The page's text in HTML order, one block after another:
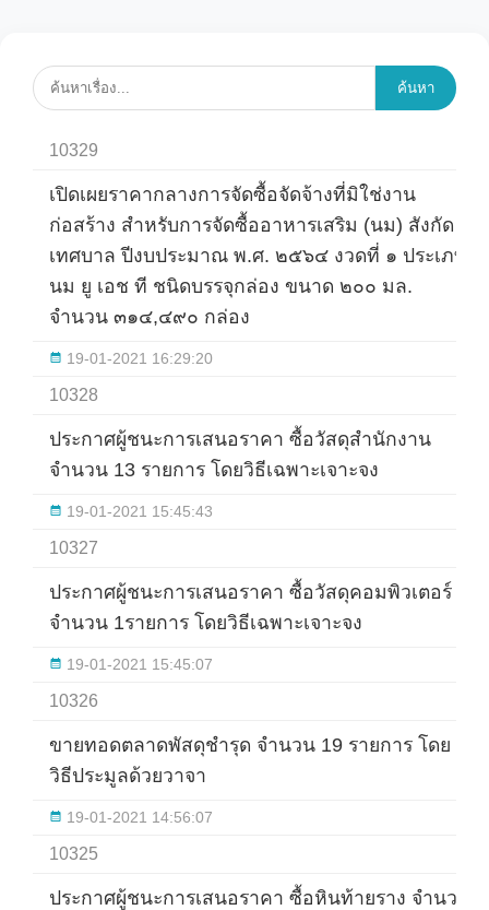
ค้นหา
10329
เปิดเผยราคากลางการจัดซื้อจัดจ้างที่มิใช่งาน
ก่อสร้าง สำหรับการจัดซื้ออาหารเสริม (นม) สังกัด
เทศบาล ปีงบประมาณ พ.ศ. ๒๕๖๔ งวดที่ ๑ ประเภท
นม ยู เอช ที ชนิดบรรจุกล่อง ขนาด ๒๐๐ มล.
จำนวน ๓๑๔,๔๙๐ กล่อง
19-01-2021 16:29:20
10328
ประกาศผู้ชนะการเสนอราคา ซื้อวัสดุสำนักงาน
จำนวน 13 รายการ โดยวิธีเฉพาะเจาะจง
19-01-2021 15:45:43
10327
ประกาศผู้ชนะการเสนอราคา ซื้อวัสดุคอมพิวเตอร์
จำนวน 1รายการ โดยวิธีเฉพาะเจาะจง
19-01-2021 15:45:07
10326
ขายทอดตลาดพัสดุชำรุด จำนวน 19 รายการ โดย
วิธีประมูลด้วยวาจา
19-01-2021 14:56:07
10325
ประกาศผู้ชนะการเสนอราคา ซื้อหินท้ายราง จำนวน